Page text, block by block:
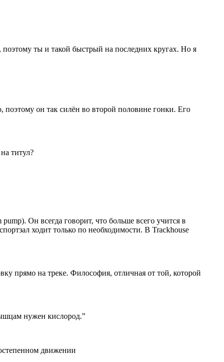
ты и такой быстрый на последних кругах. Но я
он так силён во второй половине гонки. Его
титул?
Он всегда говорит, что больше всего учится в
ходит только по необходимости. В Trackhouse
прямо на треке. Философия, отличная от той, которой
нужен кислород.”
движении